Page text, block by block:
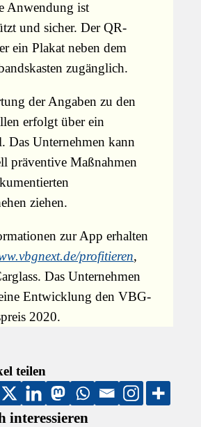
Anwendung ist
und sicher. Der QR-
ein Plakat neben dem
zugänglich.
der Angaben zu den
erfolgt über ein
Das Unternehmen kann
präventive Maßnahmen
ziehen.
zur App erhalten
profitieren,
Das Unternehmen
Entwicklung den VBG-
2020.
teilen
interessieren